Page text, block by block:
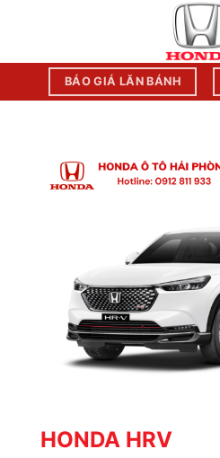
BÁO GIÁ LĂN BÁNH
HONDA HRV